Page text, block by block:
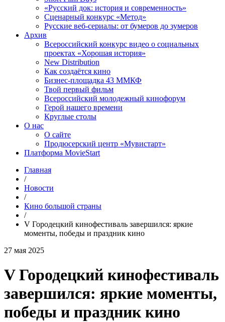
«Русский док: история и современность»
Сценарный конкурс «Метод»
Русские веб-сериалы: от бумеров до зумеров
Архив
Всероссийский конкурс видео о социальных
проектах «Хорошая история»
New Distribution
Как создаётся кино
Бизнес-площадка 43 ММКФ
Твой первый фильм
Всероссийский молодежный кинофорум
Герой нашего времени
Круглые столы
О нас
О сайте
Продюсерский центр «Мувистарт»
Платформа MovieStart
Главная
/
Новости
/
Кино большой страны
/
V Городецкий кинофестиваль завершился: яркие
моменты, победы и праздник кино
27 мая 2025
V Городецкий кинофестиваль
завершился: яркие моменты,
победы и праздник кино